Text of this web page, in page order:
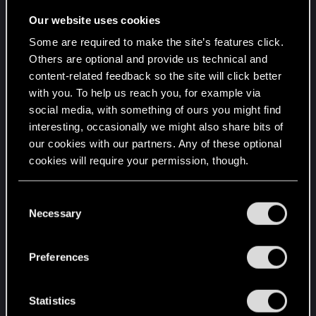
Our website uses cookies
Some are required to make the site’s features click.
Others are optional and provide us technical and
content-related feedback so the site will click better
with you. To help us reach you, for example via
social media, with something of ours you might find
interesting, occasionally we might also share bits of
our cookies with our partners. Any of these optional
cookies will require your permission, though.
and tweak your preferences regarding them in the
Necessary
Preferences
Statistics
Lezione di storia su Dogtown
Per tutti voi affamati di conoscenza, abbiamo
avuto un intero segmento dedicato a Kurt Hansen,
ai Barghest e a Dogtown in generale. Sappiamo
bene che un solo segmento non è tutto, ma
perchè non date un’occhiata al video completo